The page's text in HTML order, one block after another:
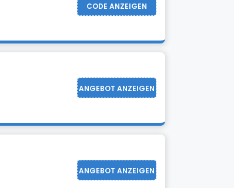
CODE ANZEIGEN
ANGEBOT ANZEIGEN
ANGEBOT ANZEIGEN